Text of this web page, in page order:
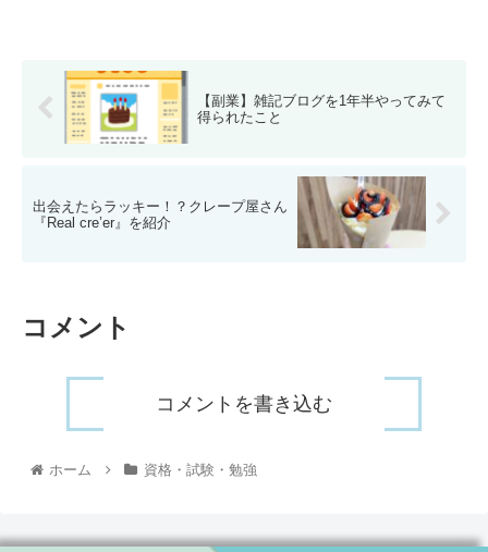
【副業】雑記ブログを1年半やってみて
得られたこと
出会えたらラッキー！？クレープ屋さん
『Real cre’er』を紹介
コメント
コメントを書き込む
ホーム 資格・試験・勉強